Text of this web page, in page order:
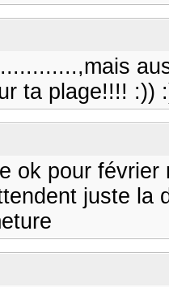
ta plage!!!! :))
ok pour
juste la